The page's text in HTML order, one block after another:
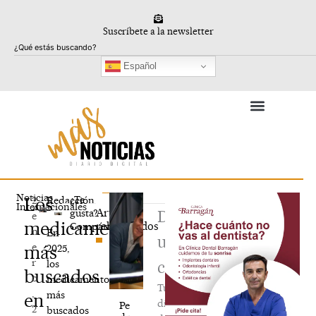
Suscríbete a la newsletter
Buscar
Español
Noticias
Internacionales
Los
medicamentos
más
buscados
en
2
e
n
e
r
o
,
2
Redacción
En
2025,
los
medicamentos
más
buscados
¿Te
gusta?
Compártelo
Artículos
relacionados
Pe
Deja
un
comentario
Tu
dirección